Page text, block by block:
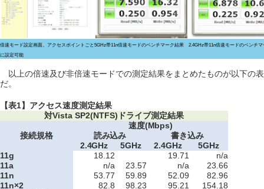
倍速モード設定画面。アクセスポイントごと
に設定可能
5GHz帯11n倍速モードのベンチマーク結果 2.4GHz帯11n倍速モードのベンチマ
以上の倍速及び非倍速モードでの測定結果をまとめたものが以下の表
だ。
【表1】アクセス速度測定結果
対Vista SP2(NTFS)ドライブ測定結果
接続規格
速度(Mbps)
読み込み
書き込み
2.4GHz
5GHz 2.4GHz
5GHz
11g
18.12 19.71
n/a
11a
n/a 23.57 n/a
23.66
11n
53.77 59.89 52.09
82.96
11n×2
82.8 98.23 95.21
154.18